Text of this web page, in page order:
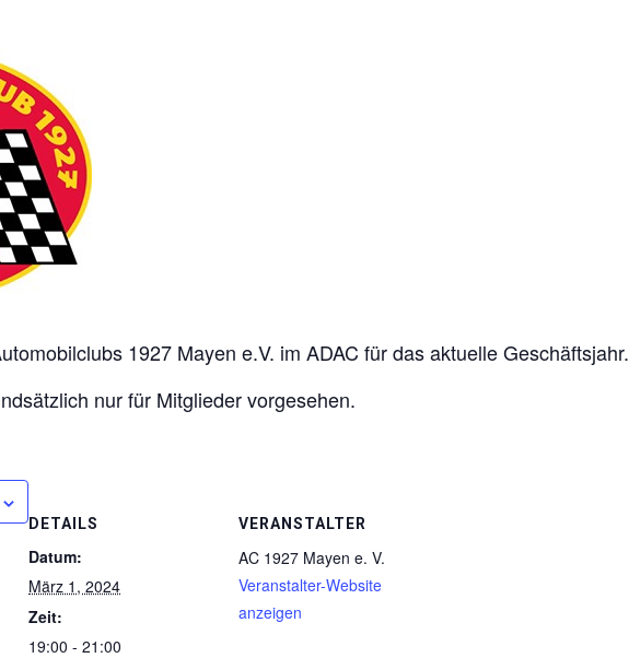
1927 Mayen e.V. im ADAC für das aktuelle Geschäftsjahr.
nur für Mitglieder vorgesehen.
DETAILS
Datum:
März 1, 2024
Zeit:
19:00 - 21:00
VERANSTALTER
AC 1927 Mayen e. V.
Veranstalter-Website
anzeigen